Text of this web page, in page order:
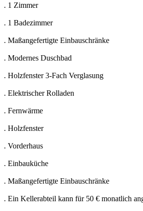
. 1 Zimmer
. 1 Badezimmer
. Maßangefertigte Einbauschränke
. Modernes Duschbad
. Holzfenster 3-Fach Verglasung
. Elektrischer Rolladen
. Fernwärme
. Holzfenster
. Vorderhaus
. Einbauküche
. Maßangefertigte Einbauschränke
. Ein Kellerabteil kann für 50 € monatlich